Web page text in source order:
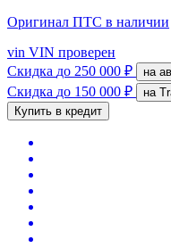
Оригинал ПТС в наличии
vin VIN проверен
Скидка до 250 000 ₽
Скидка до 150 000 ₽
на
Купить в кредит